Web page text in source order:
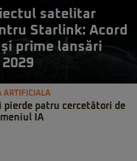
satelitar
Starlink: Acord
prime lansări
ARTIFICIALA
pierde patru cercetători de
IA